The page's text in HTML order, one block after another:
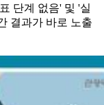
단계 없음' 및 '실
결과가 바로 노출